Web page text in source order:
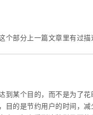
部分上一篇文章里有过描
某个目的，而不是为了花
目的是节约用户的时间，